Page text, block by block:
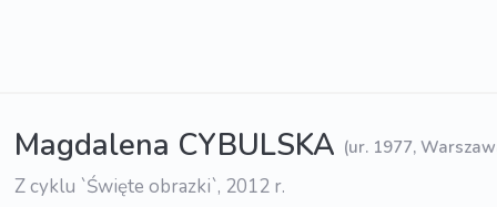
Magdalena CYBULSKA (ur. 1977,
Z cyklu `Święte obrazki`, 2012 r.